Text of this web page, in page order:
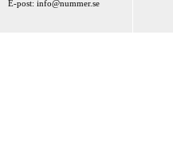
E-post: info@nummer.se